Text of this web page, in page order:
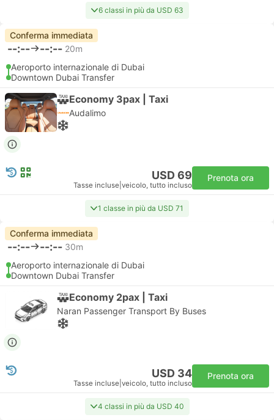
6 classi in più da USD 63
Conferma immediata
--:-- --:-- 20m
Aeroporto internazionale di Dubai
Downtown Dubai Transfer
Economy 3pax | Taxi
Audalimo
USD 69
Tasse incluse veicolo, tutto incluso
Prenota ora
1 classe in più da USD 71
Conferma immediata
--:-- --:-- 30m
Aeroporto internazionale di Dubai
Downtown Dubai Transfer
Economy 2pax | Taxi
Naran Passenger Transport By Buses
USD 34
Tasse incluse veicolo, tutto incluso
Prenota ora
4 classi in più da USD 40